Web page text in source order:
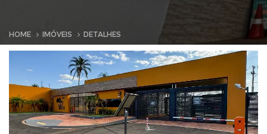
HOME IMÓVEIS DETALHES